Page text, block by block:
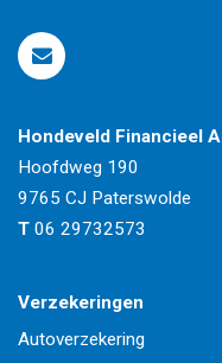
Hondeveld Financieel
Hoofdweg 190
9765 CJ Paterswolde
T 06 29732573
Verzekeringen
Autoverzekering